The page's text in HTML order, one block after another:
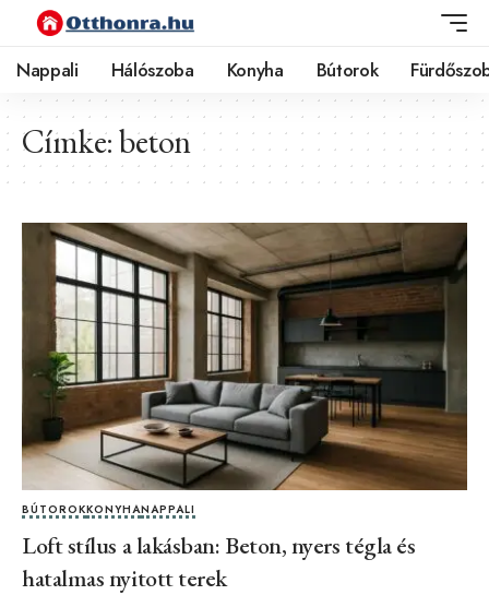
Nappali Hálószoba Konyha Bútorok
Címke:beton
BÚTOROKKONYHANAPPALI
Loft stílus a lakásban: Beton, nyers tégla és
hatalmas nyitott terek